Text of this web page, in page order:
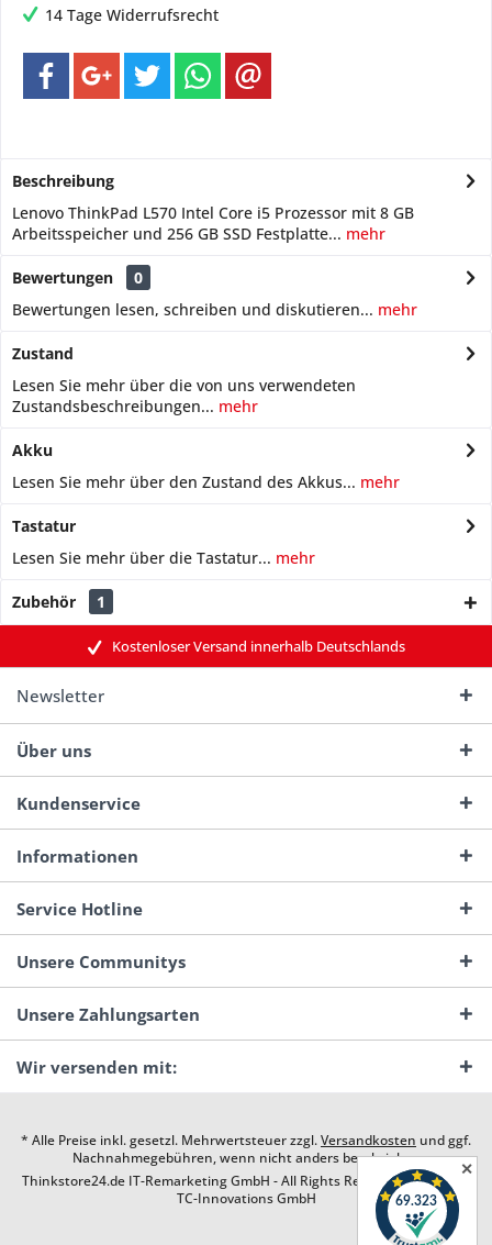
14 Tage Widerrufsrecht
Beschreibung
Lenovo ThinkPad L570 Intel Core i5 Prozessor mit 8 GB
Arbeitsspeicher und 256 GB SSD Festplatte... mehr
Bewertungen
0
Bewertungen lesen, schreiben und diskutieren... mehr
Zustand
Lesen Sie mehr über die von uns verwendeten
Zustandsbeschreibungen... mehr
Akku
Lesen Sie mehr über den Zustand des Akkus... mehr
Tastatur
Lesen Sie mehr über die Tastatur... mehr
Zubehör 1
Kostenloser Versand innerhalb Deutschlands
Newsletter
Über uns
Kundenservice
Informationen
Service Hotline
Unsere Communitys
Unsere Zahlungsarten
Wir versenden mit:
* Alle Preise inkl. gesetzl. Mehrwertsteuer zzgl.Versandkosten und ggf.
Nachnahmegebühren, wenn nicht anders beschrieben
Thinkstore24.de IT-Remarketing GmbH - All Rights Reserved. Design by
TC-Innovations GmbH
✕